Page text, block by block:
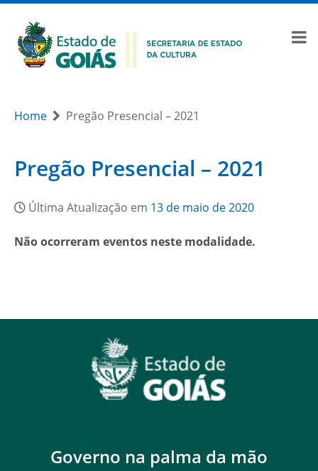
Home Pregão Presencial – 2021
Pregão Presencial – 2021
Última Atualização em 13 de maio de 2020
Não ocorreram eventos neste modalidade.
Governo na palma da mão